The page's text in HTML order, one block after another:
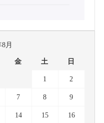
月
金 土 日
1 2
7 8 9
14 15 16